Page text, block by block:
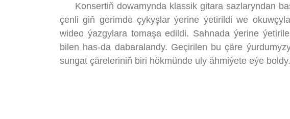
Konsertiň dowamynda klassik gitara sazlaryndan
çenli giň gerimde çykyşlar ýerine ýetirildi we
wideo ýazgylara tomaşa edildi. Sahnada ýerine
bilen has-da dabaralandy. Geçirilen bu çäre
sungat çäreleriniň biri hökmünde uly ähmiýete eýe boldy.